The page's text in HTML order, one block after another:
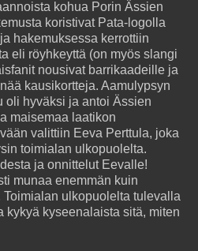
kohua Porin Ässien
koristivat Pata-logolla
hakemuksessa kerrottiin
eli röyhkeyttä (on myös slangi
nousivat barrikaadeille ja
kausikortteja. Aamulypsyn
oli hyväksi ja antoi Ässien
maisemaa laatikon
valittiin Eeva Perttula, joka
toimialan ulkopuolelta.
ja onnittelut Eevalle!
munaa enemmän kuin
ulkopuolelta tulevalla
kykyä kyseenalaista sitä, miten